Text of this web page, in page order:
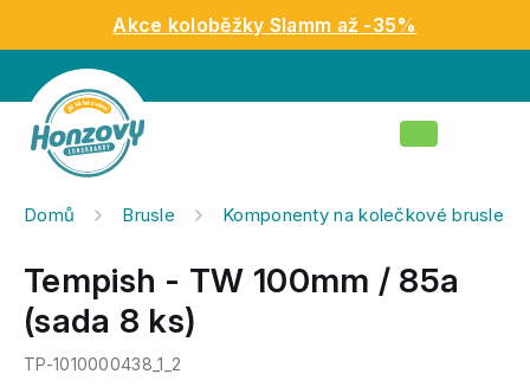
obsah
Akce koloběžky Slamm až -35%
Nákupní
Domů Brusle Komponenty na kolečkové brusle
Tempish - TW 100mm / 85a
(sada 8 ks)
TP-1010000438_1_2